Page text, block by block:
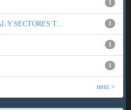
1
1
Y SECTORES T...
1
1
next >